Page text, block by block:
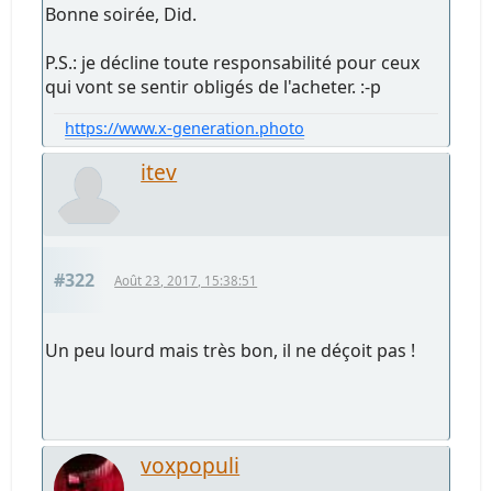
Bonne soirée, Did.
P.S.: je décline toute responsabilité pour ceux
qui vont se sentir obligés de l'acheter. :-p
https://www.x-generation.photo
itev
#322 Août 23, 2017, 15:38:51
Un peu lourd mais très bon, il ne déçoit pas !
voxpopuli